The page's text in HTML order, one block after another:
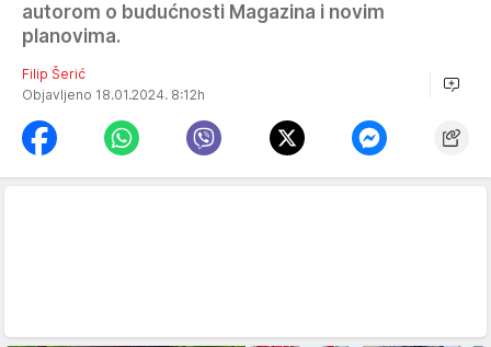
autorom o budućnosti Magazina i novim
planovima.
Filip Šerić
Objavljeno 18.01.2024. 8:12h